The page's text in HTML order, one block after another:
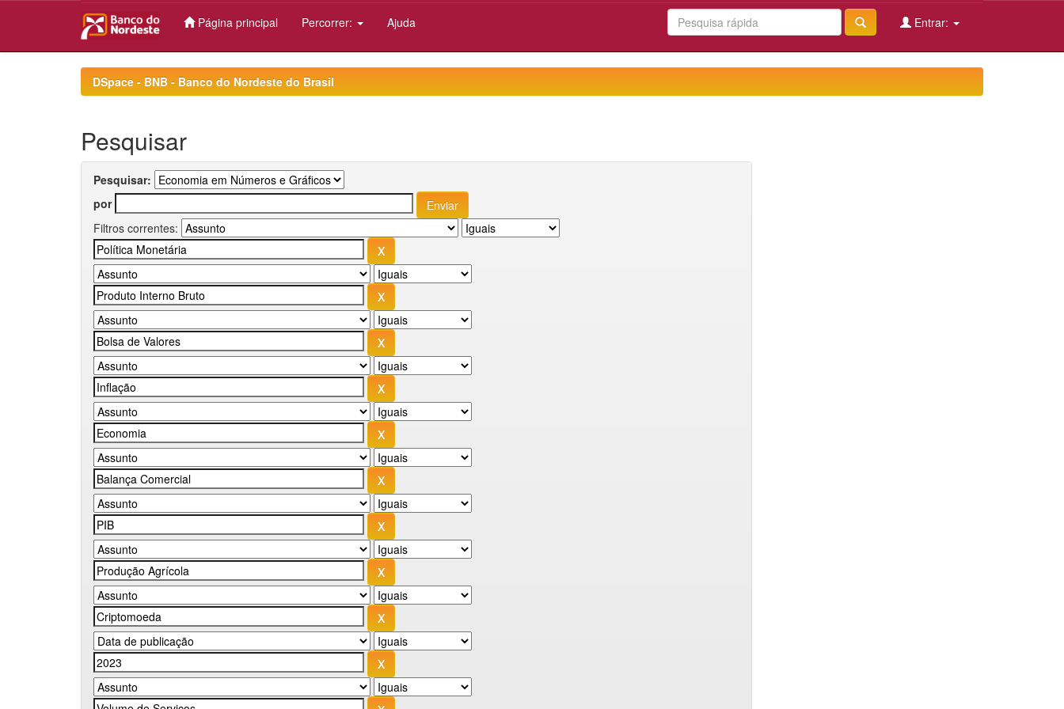
Página principal Percorrer: Ajuda Entrar:
DSpace - BNB - Banco do Nordeste do Brasil
Pesquisar
Pesquisar:
por
Filtros correntes: